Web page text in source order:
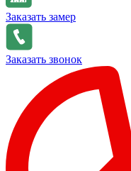
Заказать замер
Заказать звонок